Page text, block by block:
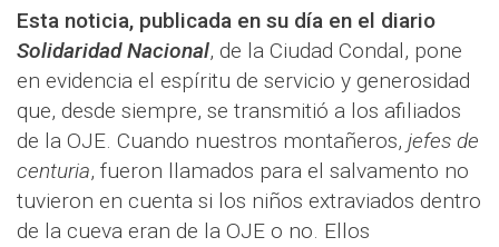
Esta noticia, publicada en su día en el diario
Solidaridad Nacional, de la Ciudad Condal, pone
en evidencia el espíritu de servicio y generosidad
que, desde siempre, se transmitió a los afiliados
de la OJE. Cuando nuestros montañeros, jefes de
centuria, fueron llamados para el salvamento no
tuvieron en cuenta si los niños extraviados dentro
de la cueva eran de la OJE o no. Ellos